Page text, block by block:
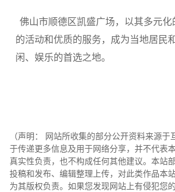
佛山市顺德区凯盛广场，以其多元
的活动和优质的服务，成为当地居民
闲、娱乐的首选之地。
（声明： 网站所收集的部分公开资料来源于
于传递更多信息及用于网络分享，并不代表
真实性负责，也不构成任何其他建议。本站
投稿和发布、编辑整理上传，对此类作品本
为其版权负责。如果您发现网站上有侵犯您